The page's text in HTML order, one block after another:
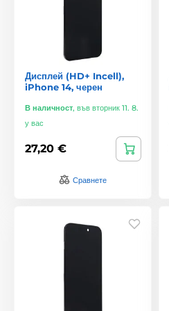
Дисплей (HD+ Incell),
iPhone 14, черен
В наличност, във вторник 11. 8.
у вас
27,20 €
Сравнете